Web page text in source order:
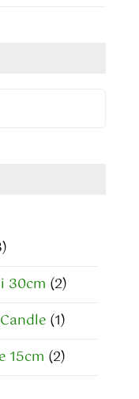
30cm (2)
(1)
15cm (2)